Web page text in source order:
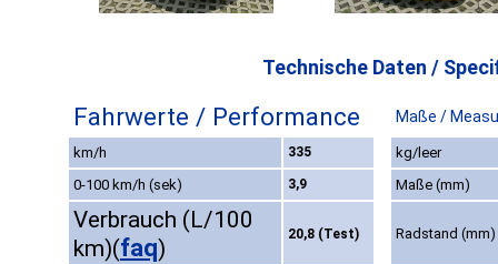
Technische Daten /
Fahrwerte / Performance Maße /
km/h 335
kg/leer
0-100 km/h (sek)
3,9 Maße (mm)
Verbrauch (L/100
km)(faq)
20,8 (Test) Radstand (mm)